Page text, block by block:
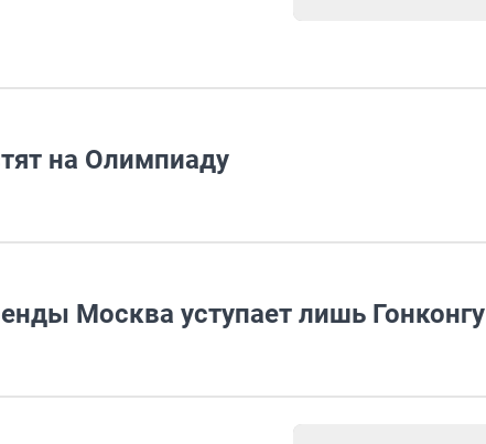
на Олимпиаду
Москва уступает лишь Гонконгу